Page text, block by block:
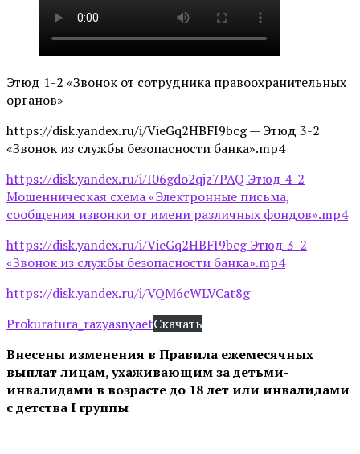
Этюд 1-2 «Звонок от сотрудника правоохранительных
органов»
https://disk.yandex.ru/i/VieGq2HBFI9bcg — Этюд 3-2
«Звонок из службы безопасности банка».mp4
https://disk.yandex.ru/i/I06gdo2qjz7PAQ Этюд 4-2
Мошенническая схема «Электронные письма,
сообщения извонки от имени различных фондов».mp4
https://disk.yandex.ru/i/VieGq2HBFI9bcg Этюд 3-2
«Звонок из службы безопасности банка».mp4
https://disk.yandex.ru/i/VQM6cWLVCat8g
Prokuratura_razyasnyaetСкачать
Внесены изменения в Правила ежемесячных
выплат лицам, ухаживающим за детьми-
инвалидами в возрасте до 18 лет или инвалидами
с детства I группы